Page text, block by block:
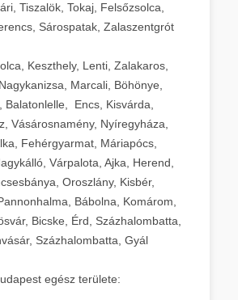
Tiszalök, Tokaj, Felsőzsolca,
Sárospatak, Zalaszentgrót
Keszthely, Lenti, Zalakaros,
Marcali, Böhönye,
Balatonlelle, Encs, Kisvárda,
Vásárosnamény, Nyíregyháza,
Fehérgyarmat, Máriapócs,
Várpalota, Ajka, Herend,
Oroszlány, Kisbér,
Bábolna, Komárom,
Bicske, Érd, Százhalombatta,
Százhalombatta, Gyál
egész területe: